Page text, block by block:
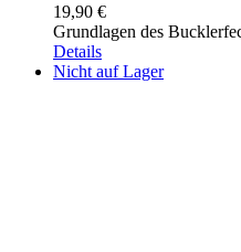
19,90 €
Grundlagen des
Details
Nicht auf Lager